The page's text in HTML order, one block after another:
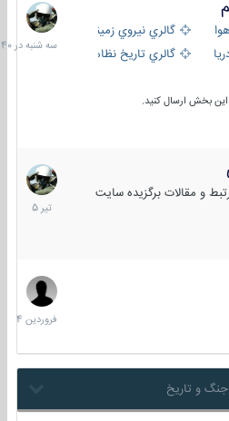
گالري نيروي زميني
گالري تاریخ نظامی
بخش ارسال کنید.
سه
شنبه
در
و مقالات برگزیده سایت
16
تیر
1405
29
فروردین
1404